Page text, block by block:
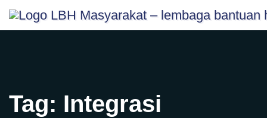
content
Skip
Tag: Integrasi